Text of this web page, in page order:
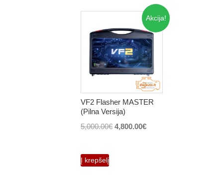
Akcija!
VF2 Flasher MASTER
(Pilna Versija)
5,000.00€ Original
4,800.00€Current
Į krepšelį